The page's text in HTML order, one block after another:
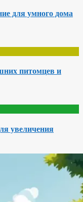
для умного дома
питомцев и
увеличения